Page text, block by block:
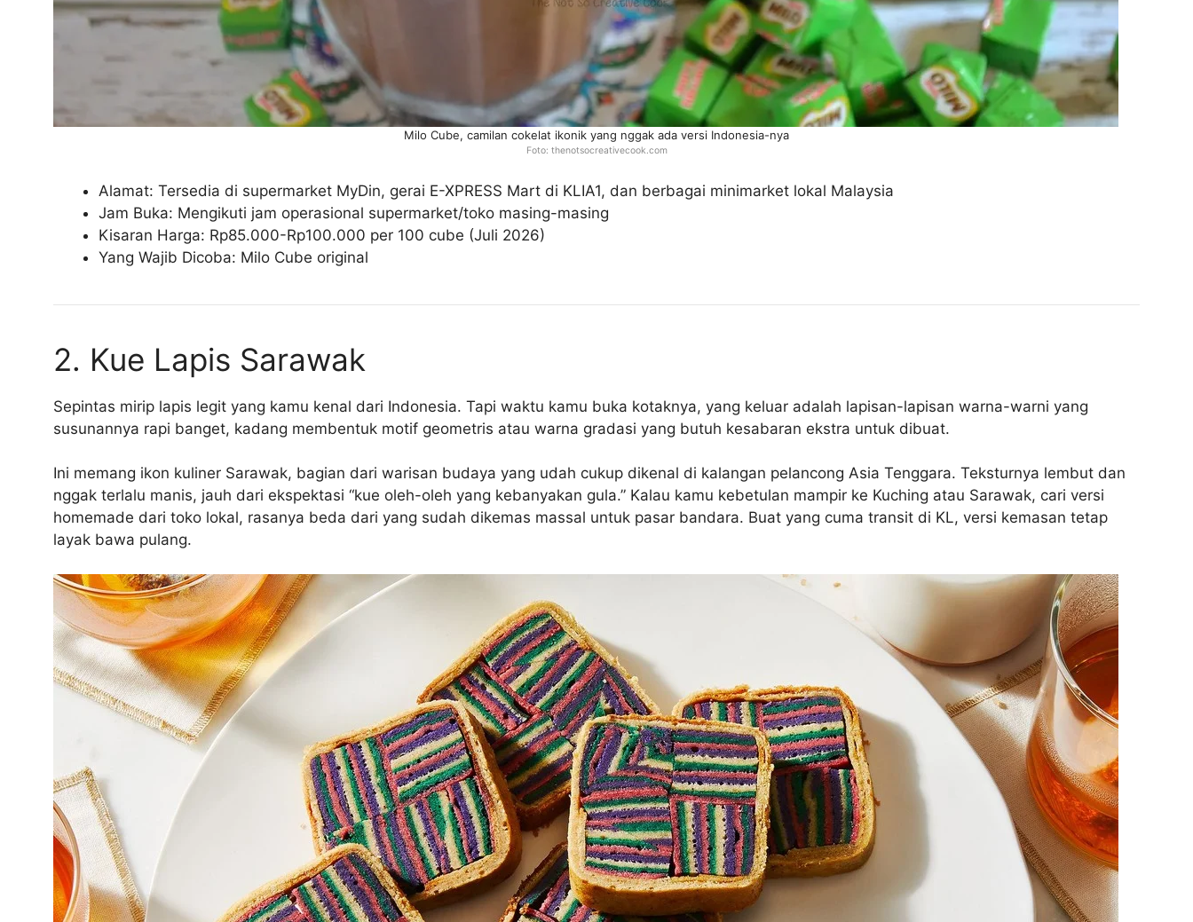
Milo Cube, camilan cokelat ikonik yang nggak ada versi Indonesia-nya
Foto: thenotsocreativecook.com
Alamat: Tersedia di supermarket MyDin, gerai E-XPRESS Mart di KLIA1, dan berbagai minimarket lokal Malaysia
Jam Buka: Mengikuti jam operasional supermarket/toko masing-masing
Kisaran Harga: Rp85.000-Rp100.000 per 100 cube (Juli 2026)
Yang Wajib Dicoba: Milo Cube original
2. Kue Lapis Sarawak
Sepintas mirip lapis legit yang kamu kenal dari Indonesia. Tapi waktu kamu buka kotaknya, yang keluar adalah lapisan-lapisan warna-warni yang
susunannya rapi banget, kadang membentuk motif geometris atau warna gradasi yang butuh kesabaran ekstra untuk dibuat.
Ini memang ikon kuliner Sarawak, bagian dari warisan budaya yang udah cukup dikenal di kalangan pelancong Asia Tenggara. Teksturnya lembut dan
nggak terlalu manis, jauh dari ekspektasi “kue oleh-oleh yang kebanyakan gula.” Kalau kamu kebetulan mampir ke Kuching atau Sarawak, cari versi
homemade dari toko lokal, rasanya beda dari yang sudah dikemas massal untuk pasar bandara. Buat yang cuma transit di KL, versi kemasan tetap
layak bawa pulang.